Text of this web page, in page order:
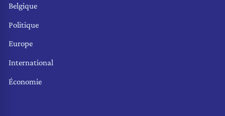
Belgique
Politique
Europe
International
Économie